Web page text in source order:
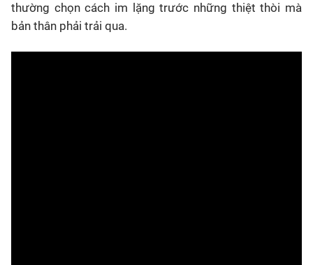
thường chọn cách im lặng trước những thiệt thòi mà
bản thân phải trải qua.